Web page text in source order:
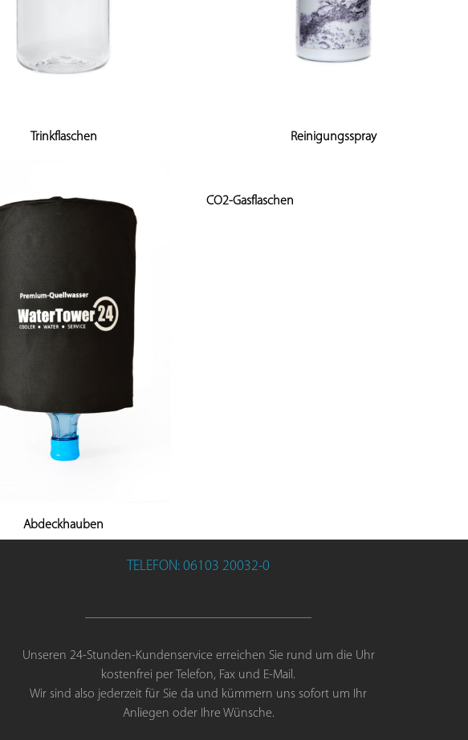
Trinkflaschen Reinigungsspray
Abdeckhauben
CO2-Gasflaschen
TELEFON: 06103 20032-0
Unseren 24-Stunden-Kundenservice erreichen Sie rund um die Uhr
kostenfrei per Telefon, Fax und E-Mail.
Wir sind also jederzeit für Sie da und kümmern uns sofort um Ihr
Anliegen oder Ihre Wünsche.